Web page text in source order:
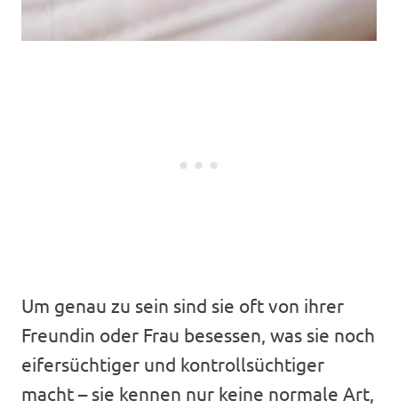
Um genau zu sein sind sie oft von ihrer
Freundin oder Frau besessen, was sie noch
eifersüchtiger und kontrollsüchtiger
macht – sie kennen nur keine normale Art,